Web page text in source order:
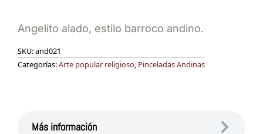
Angelito alado, estilo barroco andino.
SKU:and021
Categorías:Arte popular religioso, Pinceladas Andinas
Más información